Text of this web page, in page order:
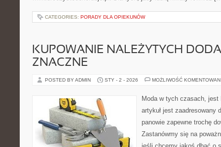
CATEGORIES: PORADY DLA OPIEKUNÓW
KUPOWANIE NALEŻYTYCH
ZNACZNE
POSTED BY ADMIN STY - 2 - 2026 MOŻLIWOŚĆ
Moda w tych czasach, jest
artykuł jest zaadresowany
panowie zapewne trochę
Zastanówmy się na